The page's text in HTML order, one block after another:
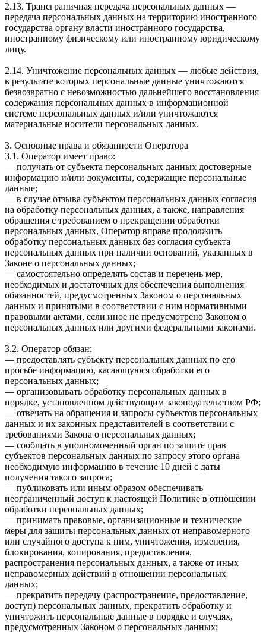
2.13. Трансграничная передача персональных данных —
передача персональных данных на территорию иностранного
государства органу власти иностранного государства,
иностранному физическому или иностранному юридическому
лицу.
2.14. Уничтожение персональных данных — любые действия,
в результате которых персональные данные уничтожаются
безвозвратно с невозможностью дальнейшего восстановления
содержания персональных данных в информационной
системе персональных данных и/или уничтожаются
материальные носители персональных данных.
3. Основные права и обязанности Оператора
3.1. Оператор имеет право:
— получать от субъекта персональных данных достоверные
информацию и/или документы, содержащие персональные
данные;
— в случае отзыва субъектом персональных данных согласия
на обработку персональных данных, а также, направления
обращения с требованием о прекращении обработки
персональных данных, Оператор вправе продолжить
обработку персональных данных без согласия субъекта
персональных данных при наличии оснований, указанных в
Законе о персональных данных;
— самостоятельно определять состав и перечень мер,
необходимых и достаточных для обеспечения выполнения
обязанностей, предусмотренных Законом о персональных
данных и принятыми в соответствии с ним нормативными
правовыми актами, если иное не предусмотрено Законом о
персональных данных или другими федеральными законами.
3.2. Оператор обязан:
— предоставлять субъекту персональных данных по его
просьбе информацию, касающуюся обработки его
персональных данных;
— организовывать обработку персональных данных в
порядке, установленном действующим законодательством РФ;
— отвечать на обращения и запросы субъектов персональных
данных и их законных представителей в соответствии с
требованиями Закона о персональных данных;
— сообщать в уполномоченный орган по защите прав
субъектов персональных данных по запросу этого органа
необходимую информацию в течение 10 дней с даты
получения такого запроса;
— публиковать или иным образом обеспечивать
неограниченный доступ к настоящей Политике в отношении
обработки персональных данных;
— принимать правовые, организационные и технические
меры для защиты персональных данных от неправомерного
или случайного доступа к ним, уничтожения, изменения,
блокирования, копирования, предоставления,
распространения персональных данных, а также от иных
неправомерных действий в отношении персональных
данных;
— прекратить передачу (распространение, предоставление,
доступ) персональных данных, прекратить обработку и
уничтожить персональные данные в порядке и случаях,
предусмотренных Законом о персональных данных;